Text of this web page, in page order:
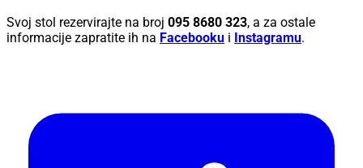
Svoj stol rezervirajte na broj 095 8680 323, a za ostale
informacije zapratite ih na Facebooku i Instagramu.